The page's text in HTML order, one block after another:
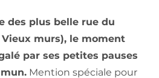
des plus belle rue du
murs), le moment
par ses petites pauses
Mention spéciale pour